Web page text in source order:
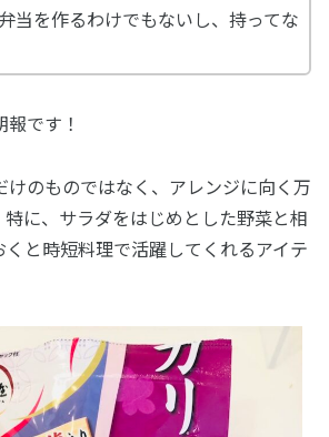
当を作るわけでもないし、持ってな
です！
けのものではなく、アレンジに向く万
に、サラダをはじめとした野菜と相
と時短料理で活躍してくれるアイテ